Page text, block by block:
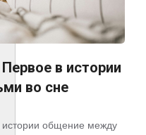
в истории
во сне
общение между